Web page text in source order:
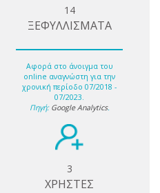
14
ΞΕΦΥΛΛΙΣΜΑΤΑ
Αφορά στο άνοιγμα του
online αναγνώστη για την
χρονική περίοδο 07/2018 -
07/2023.
Πηγή: Google Analytics.
3
ΧΡΗΣΤΕΣ